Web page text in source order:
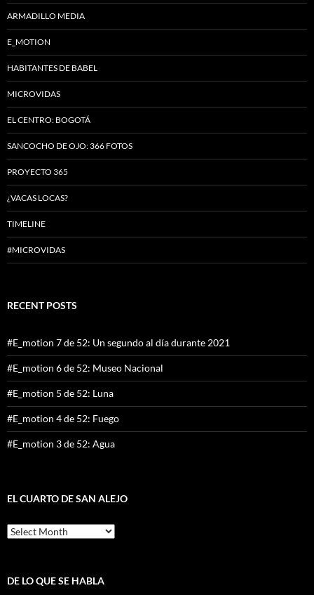
ARMADILLO MEDIA
E_MOTION
HABITANTES DE BABEL
MICROVIDAS
EL CENTRO: BOGOTÁ
SANCOCHO DE OJO: 366 FOTOS
PROYECTO 365
¿VACAS LOCAS?
TIMELINE
#MICROVIDAS
RECENT POSTS
#E_motion 7 de 52: Un segundo al día durante 2021
#E_motion 6 de 52: Museo Nacional
#E_motion 5 de 52: Luna
#E_motion 4 de 52: Fuego
#E_motion 3 de 52: Agua
EL CUARTO DE SAN ALEJO
El
cuarto
Alejo
DE LO QUE SE HABLA